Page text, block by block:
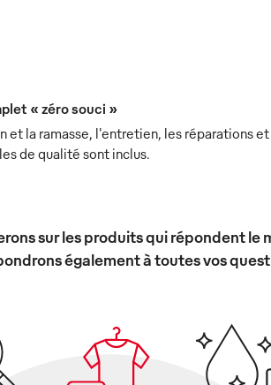
« zéro souci »
et la ramasse, l'entretien, les réparations et
de qualité sont inclus.
sur les produits qui répondent le
également à toutes vos